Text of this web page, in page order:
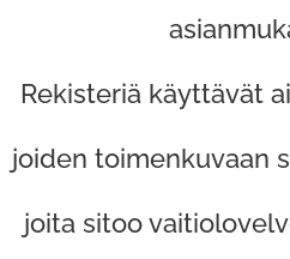
Rekisteriä käyttävät
joiden toimenkuvaan
joita sitoo